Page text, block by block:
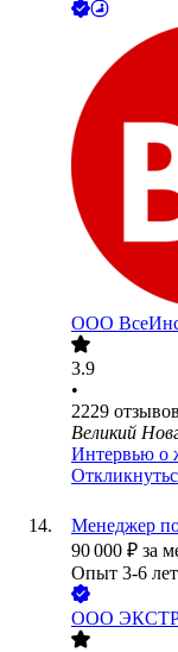
ООО
3.9
•
2229 отзывов
Великий
Интервью о
Менеджер
90 000 ₽ за
Опыт 3-6 лет
ООО